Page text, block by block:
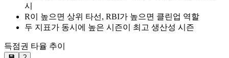
시
R이 높으면 상위 타선, RBI가 높으면 클린업 역할
두 지표가 동시에 높은 시즌이 최고 생산성 시즌
득점권 타율 추이